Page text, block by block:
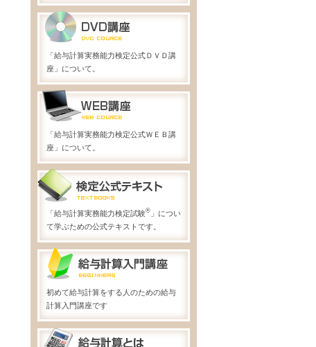
「給与計算実務能力検定公式ＤＶＤ講
座」について。
「給与計算実務能力検定公式ＷＥＢ講
座」について。
「給与計算実務能力検定試験® 」につい
て学ぶための公式テキストです。
初めて給与計算をする人のための給与
計算入門講座です